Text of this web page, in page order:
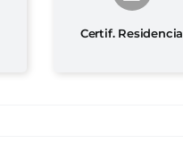
Certif. Residencia